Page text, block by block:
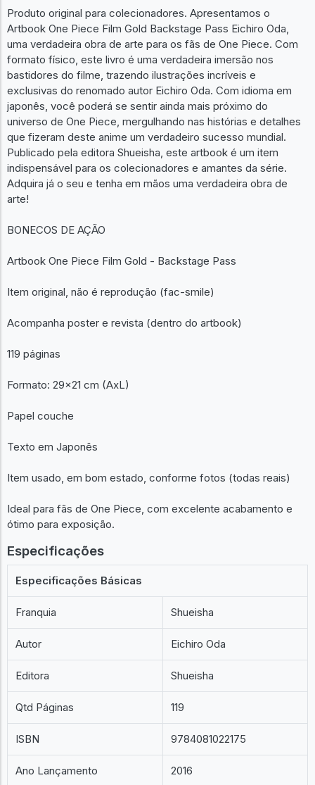
Produto original para colecionadores. Apresentamos o
Artbook One Piece Film Gold Backstage Pass Eichiro Oda,
uma verdadeira obra de arte para os fãs de One Piece. Com
formato físico, este livro é uma verdadeira imersão nos
bastidores do filme, trazendo ilustrações incríveis e
exclusivas do renomado autor Eichiro Oda. Com idioma em
japonês, você poderá se sentir ainda mais próximo do
universo de One Piece, mergulhando nas histórias e detalhes
que fizeram deste anime um verdadeiro sucesso mundial.
Publicado pela editora Shueisha, este artbook é um item
indispensável para os colecionadores e amantes da série.
Adquira já o seu e tenha em mãos uma verdadeira obra de
arte!
BONECOS DE AÇÃO
Artbook One Piece Film Gold - Backstage Pass
Item original, não é reprodução (fac-smile)
Acompanha poster e revista (dentro do artbook)
119 páginas
Formato: 29x21 cm (AxL)
Papel couche
Texto em Japonês
Item usado, em bom estado, conforme fotos (todas reais)
Ideal para fãs de One Piece, com excelente acabamento e
ótimo para exposição.
Especificações
Especificações Básicas
Franquia Shueisha
Autor Eichiro Oda
Editora Shueisha
Qtd Páginas 119
ISBN 9784081022175
Ano Lançamento 2016